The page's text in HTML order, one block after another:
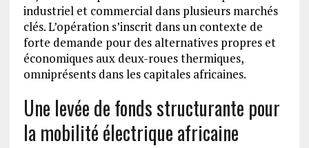
industriel et commercial dans plusieurs marchés
clés. L’opération s’inscrit dans un contexte de
forte demande pour des alternatives propres et
économiques aux deux-roues thermiques,
omniprésents dans les capitales africaines.
Une levée de fonds structurante pour
la mobilité électrique africaine